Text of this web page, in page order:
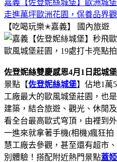
嘉義【佐登妮絲城堡】歐洲城
走進萬坪歐洲花園，保養品界
【吃喝玩樂✭嘉義】
國內旅遊
佐登妮絲雙慶感恩4月1日起城
景點【佐登妮絲城堡】佔地1萬
工廠最大的歐風城堡莊園，也
建築，結合旅遊、觀光、休閒
看全台最高歐式穹頂，由裡到
一進來就拿著手機(相機)瘋狂
慧工廠去參觀，甚至還有超市
別體驗！搭配附近熱門景點蓋